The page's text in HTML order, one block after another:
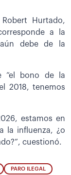
Hurtado,
a la
debe de la
“el bono de la
2018, tenemos
estamos en
la influenza, ¿o
cuestionó.
PARO ILEGAL